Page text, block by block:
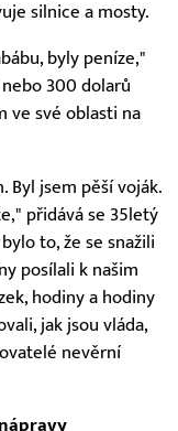
silnice a mosty.
byly peníze,"
300 dolarů
ve své oblasti na
Byl jsem pěší voják.
přidává se 35letý
to, že se snažili
posílali k našim
hodiny a hodiny
jak jsou vláda,
nevěrní